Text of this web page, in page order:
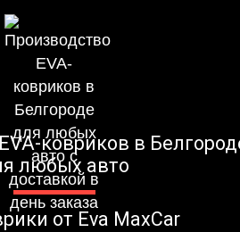
ковриков в
любых авто
от Eva MaxCar